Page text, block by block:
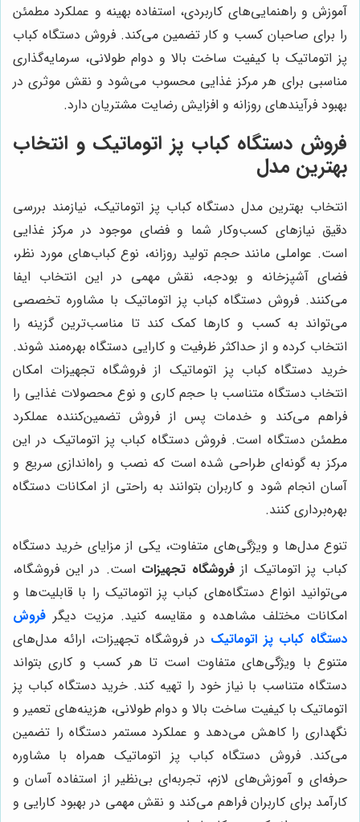
آموزش و راهنمایی‌های کاربردی، استفاده بهینه و عملکرد مطمئن
را برای صاحبان کسب و کار تضمین می‌کند. فروش دستگاه کباب
پز اتوماتیک با کیفیت ساخت بالا و دوام طولانی، سرمایه‌گذاری
مناسبی برای هر مرکز غذایی محسوب می‌شود و نقش موثری در
بهبود فرآیندهای روزانه و افزایش رضایت مشتریان دارد.
فروش دستگاه کباب پز اتوماتیک و انتخاب
بهترین مدل
انتخاب بهترین مدل دستگاه کباب پز اتوماتیک، نیازمند بررسی
دقیق نیازهای کسب‌وکار شما و فضای موجود در مرکز غذایی
است. عواملی مانند حجم تولید روزانه، نوع کباب‌های مورد نظر،
فضای آشپزخانه و بودجه، نقش مهمی در این انتخاب ایفا
می‌کنند. فروش دستگاه کباب پز اتوماتیک با مشاوره تخصصی
می‌تواند به کسب و کارها کمک کند تا مناسب‌ترین گزینه را
انتخاب کرده و از حداکثر ظرفیت و کارایی دستگاه بهره‌مند شوند.
خرید دستگاه کباب پز اتوماتیک از فروشگاه تجهیزات امکان
انتخاب دستگاه متناسب با حجم کاری و نوع محصولات غذایی را
فراهم می‌کند و خدمات پس از فروش تضمین‌کننده عملکرد
مطمئن دستگاه است. فروش دستگاه کباب پز اتوماتیک در این
مرکز به گونه‌ای طراحی شده است که نصب و راه‌اندازی سریع و
آسان انجام شود و کاربران بتوانند به راحتی از امکانات دستگاه
بهره‌برداری کنند.
تنوع مدل‌ها و ویژگی‌های متفاوت، یکی از مزایای خرید دستگاه
کباب پز اتوماتیک ازفروشگاه تجهیزات است. در این فروشگاه،
می‌توانید انواع دستگاه‌های کباب پز اتوماتیک را با قابلیت‌ها و
امکانات مختلف مشاهده و مقایسه کنید. مزیت دیگر فروش
دستگاه کباب پز اتوماتیک در فروشگاه تجهیزات، ارائه مدل‌های
متنوع با ویژگی‌های متفاوت است تا هر کسب و کاری بتواند
دستگاه متناسب با نیاز خود را تهیه کند. خرید دستگاه کباب پز
اتوماتیک با کیفیت ساخت بالا و دوام طولانی، هزینه‌های تعمیر و
نگهداری را کاهش می‌دهد و عملکرد مستمر دستگاه را تضمین
می‌کند. فروش دستگاه کباب پز اتوماتیک همراه با مشاوره
حرفه‌ای و آموزش‌های لازم، تجربه‌ای بی‌نظیر از استفاده آسان و
کارآمد برای کاربران فراهم می‌کند و نقش مهمی در بهبود کارایی و